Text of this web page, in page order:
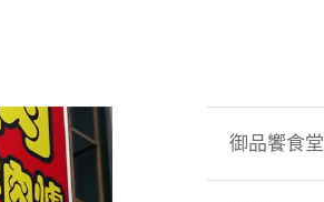
御品饗食堂